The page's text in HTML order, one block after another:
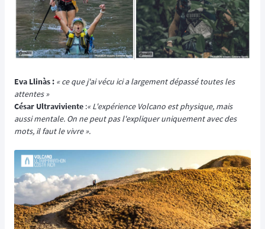
Eva Llinàs : « ce que j'ai vécu ici a largement dépassé toutes les
attentes »
César Ultraviviente :« L'expérience Volcano est physique, mais
aussi mentale. On ne peut pas l'expliquer uniquement avec des
mots, il faut le vivre ».